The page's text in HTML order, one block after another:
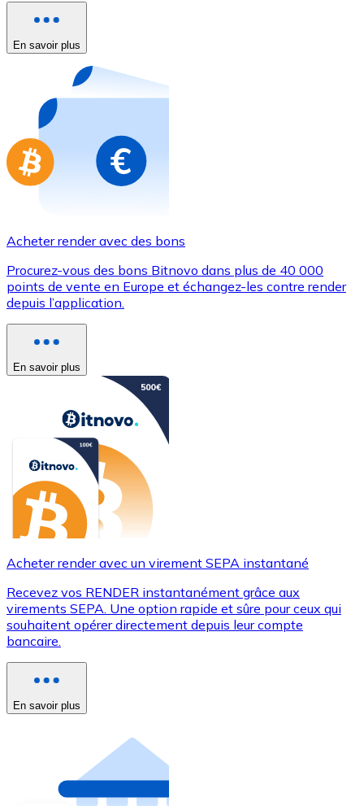
Acheter avec carte
Nouveau
Achetez des cartes-cadeaux de vos marques
Aller à la boutique de cartes-cadeaux
En savoir plus
Acheter render avec des bons
Procurez-vous des bons Bitnovo dans plus de 40 000
points de vente en Europe et échangez-les contre render
depuis l’application.
En savoir plus
Acheter render avec un virement SEPA instantané
Recevez vos RENDER instantanément grâce aux
virements SEPA. Une option rapide et sûre pour ceux qui
souhaitent opérer directement depuis leur compte
bancaire.
En savoir plus